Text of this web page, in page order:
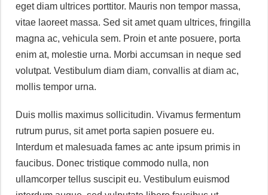
eget diam ultrices porttitor. Mauris non tempor massa,
vitae laoreet massa. Sed sit amet quam ultrices, fringilla
magna ac, vehicula sem. Proin et ante posuere, porta
enim at, molestie urna. Morbi accumsan in neque sed
volutpat. Vestibulum diam diam, convallis at diam ac,
mollis tempor urna.
Duis mollis maximus sollicitudin. Vivamus fermentum
rutrum purus, sit amet porta sapien posuere eu.
Interdum et malesuada fames ac ante ipsum primis in
faucibus. Donec tristique commodo nulla, non
ullamcorper tellus suscipit eu. Vestibulum euismod